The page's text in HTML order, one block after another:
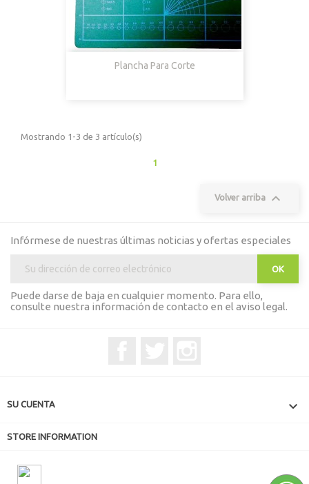
Plancha Para Corte
Mostrando 1-3 de 3 artículo(s)
1
Volver arriba 
Infórmese de nuestras últimas noticias y ofertas especiales
Puede darse de baja en cualquier momento. Para ello,
consulte nuestra información de contacto en el aviso legal.
SU CUENTA 
STORE INFORMATION